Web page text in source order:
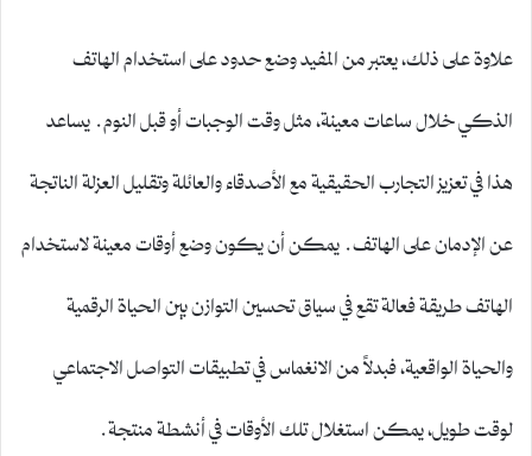
علاوة على ذلك، يعتبر من المفيد وضع حدود على استخدام الهاتف
الذكي خلال ساعات معينة، مثل وقت الوجبات أو قبل النوم. يساعد
هذا في تعزيز التجارب الحقيقية مع الأصدقاء والعائلة وتقليل العزلة الناتجة
عن الإدمان على الهاتف. يمكن أن يكون وضع أوقات معينة لاستخدام
الهاتف طريقة فعالة تقع في سياق تحسين التوازن بين الحياة الرقمية
والحياة الواقعية، فبدلاً من الانغماس في تطبيقات التواصل الاجتماعي
لوقت طويل، يمكن استغلال تلك الأوقات في أنشطة منتجة.